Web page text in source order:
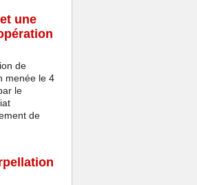
une
de
menée le 4
le
de